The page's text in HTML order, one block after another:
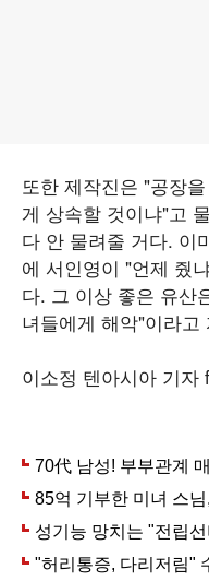
또한 제작진은 "공장
게 상속할 것이냐"고
다 안 물려줄 거다. 이
에 서인영이 "언제 줬
다. 그 이상 좋은 유산
녀들에게 해악"이라
이소정 텐아시아 기자